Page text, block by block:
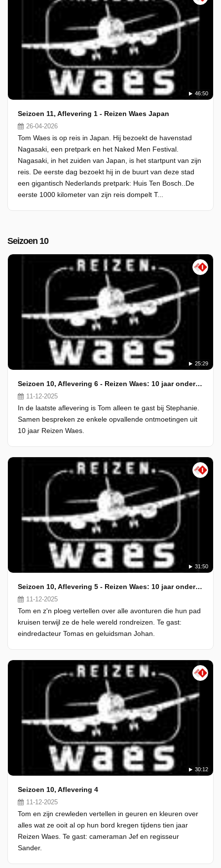
46:50
Seizoen 11, Aflevering 1 - Reizen Waes Japan
26-04-2026
Tom Waes is op reis in Japan. Hij bezoekt de havenstad
Nagasaki, een pretpark en het Naked Men Festival.
Nagasaki, in het zuiden van Japan, is het startpunt van zijn
reis. De eerste dag bezoekt hij in de buurt van deze stad
een gigantisch Nederlands pretpark: Huis Ten Bosch..De
eerste 1000 kilometer van zijn reis dompelt T...
Seizoen 10
25:29
Seizoen 10, Aflevering 6 - Reizen Waes: 10 jaar onderweg
11-12-2025
In de laatste aflevering is Tom alleen te gast bij Stephanie.
Samen bespreken ze enkele opvallende ontmoetingen uit
10 jaar Reizen Waes.
31:50
Seizoen 10, Aflevering 5 - Reizen Waes: 10 jaar onderweg
11-12-2025
Tom en z'n ploeg vertellen over alle avonturen die hun pad
kruisen terwijl ze de hele wereld rondreizen. Te gast:
eindredacteur Tomas en geluidsman Johan.
30:12
Seizoen 10, Aflevering 4
11-12-2025
Tom en zijn crewleden vertellen in geuren en kleuren over
alles wat ze ooit al op hun bord kregen tijdens tien jaar
Reizen Waes. Te gast: cameraman Jef en regisseur
Sander.